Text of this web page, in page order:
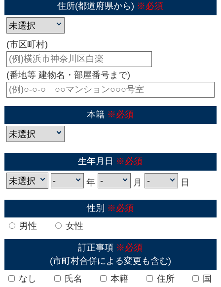
住所(都道府県から) ※必須
(市区町村)
(番地等 建物名・部屋番号まで)
本籍 ※必須
生年月日 ※必須
年 月 日
性別 ※必須
男性
女性
訂正事項 ※必須
(市町村合併による変更も含む)
なし
氏名 本籍 住所
国